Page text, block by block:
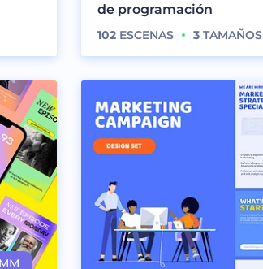
de programación
102ESCENAS 3TAMAÑOS